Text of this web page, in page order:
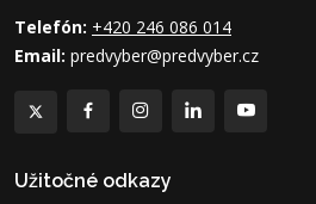
Telefón: +420 246 086 014
Email: predvyber@predvyber.cz
Užitočné odkazy